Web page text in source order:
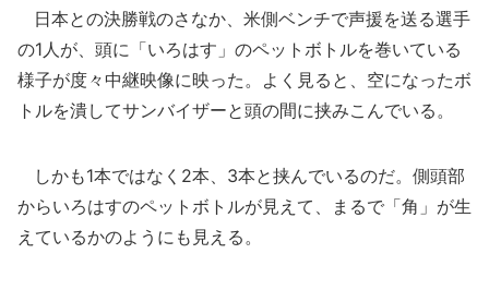
日本との決勝戦のさなか、米側ベンチで声援を送る選手
の1人が、頭に「いろはす」のペットボトルを巻いている
様子が度々中継映像に映った。よく見ると、空になったボ
トルを潰してサンバイザーと頭の間に挟みこんでいる。
しかも1本ではなく2本、3本と挟んでいるのだ。側頭部
からいろはすのペットボトルが見えて、まるで「角」が生
えているかのようにも見える。